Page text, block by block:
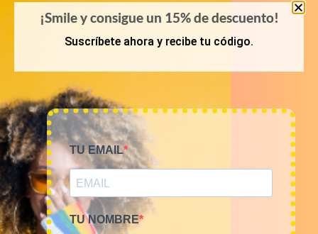
PRIMAVERA-VERANO
Bala 45kg camisetas USA
Sports 16€/kg
720,00€ (sin IVA)
¡Smile y consigue un 15% de descuento!
Suscríbete ahora y recibe tu código.
TU EMAIL
TU NOMBRE